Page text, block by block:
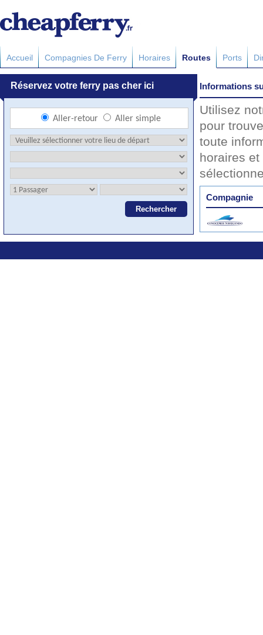
Accueil Compagnies De Ferry Horaires Routes Ports
Informations
Utilisez
pour
toute
horaires
Compagnie